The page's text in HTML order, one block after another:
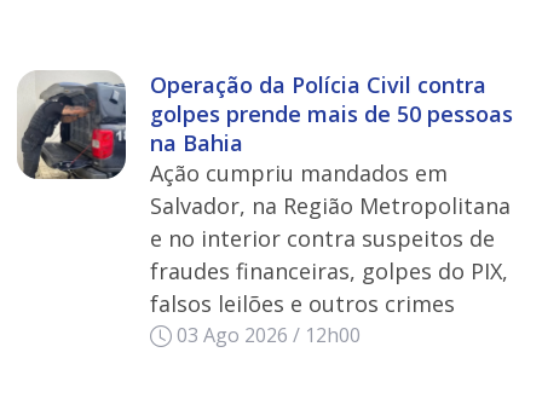
Operação da Polícia Civil contra
golpes prende mais de 50 pessoas
na Bahia
Ação cumpriu mandados em
Salvador, na Região Metropolitana
e no interior contra suspeitos de
fraudes financeiras, golpes do PIX,
falsos leilões e outros crimes
03 Ago 2026 / 12h00